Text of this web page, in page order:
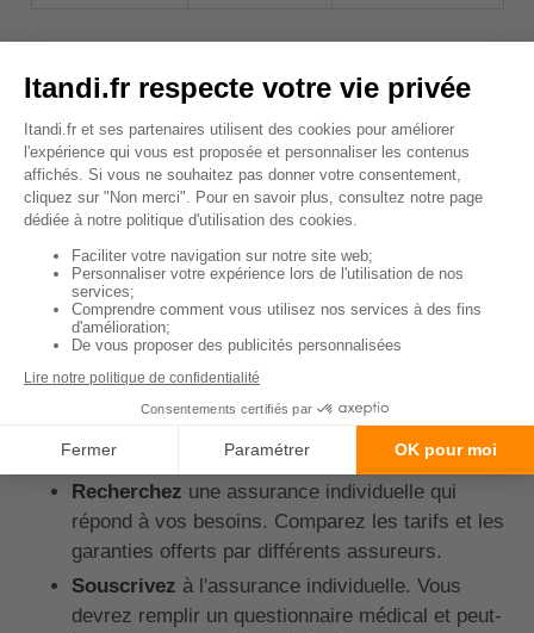
inconvénients en fonction de votre situation
↑ Sommaire
Comment résilier
l'assurance de prêt groupe
pour souscrire une
assurance individuelle ?
Si vous souhaitez passer d'un contrat groupe à un
contrat individuel, voici les étapes à suivre :
Recherchez une assurance individuelle qui
répond à vos besoins. Comparez les tarifs et les
garanties offerts par différents assureurs.
Souscrivez à l'assurance individuelle. Vous
devrez remplir un questionnaire médical et peut-